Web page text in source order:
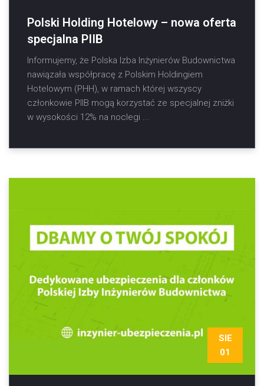
Polski Holding Hotelowy – nowa oferta
specjalna PIIB
Informujemy, że Polska Izba Inżynierów Budownictwa
nawiązała współpracę z Polskim Holdingiem
Hotelowym (PHH), w ramach której wszyscy
członkowie PIIB mogą korzystać ze specjalnej zniżki
w wysokości 12% na noclegi ...
SIE
01